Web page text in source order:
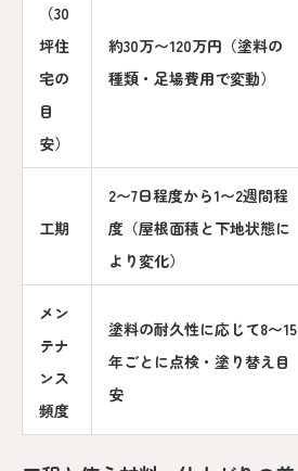
（30
坪住
宅の
目
安）
約30万〜120万円（塗料の
種類・足場費用で変動）
工期
2〜7日程度から1〜2週間程
度（屋根面積と下地状態に
より変化）
メン
テナ
ンス
頻度
塗料の耐久性に応じて8〜15
年ごとに点検・塗り替え目
安